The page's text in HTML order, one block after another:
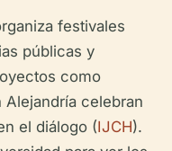
festivales
públicas y
como
Alejandría celebran
el diálogo (IJCH).